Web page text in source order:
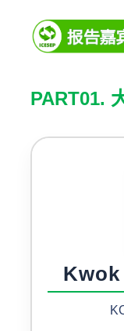
PART01.
Kwok